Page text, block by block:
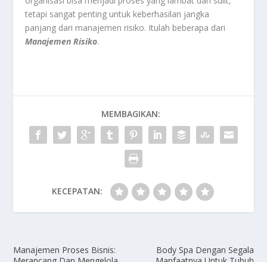
tetapi sangat penting untuk keberhasilan jangka
panjang dari manajemen risiko. Itulah beberapa dari
Manajemen Risiko.
MEMBAGIKAN:
KECEPATAN:
Manajemen Proses Bisnis:
Body Spa Dengan Segala